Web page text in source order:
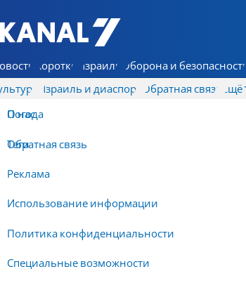
7 КАНАЛ - Аруц Шева
Коротко Израиль Оборона и безопасность
Израиль и диаспора Обратная связь
О нас
Обратная связь
Реклама
Использование информации
Политика конфиденциальности
Специальные возможности
Ещё
Погода
Теги